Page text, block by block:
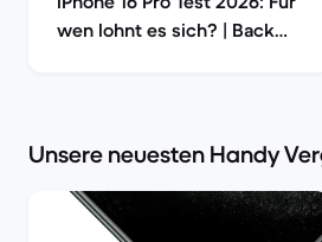
wen lohnt es sich? | Back
Unsere neuesten Handy